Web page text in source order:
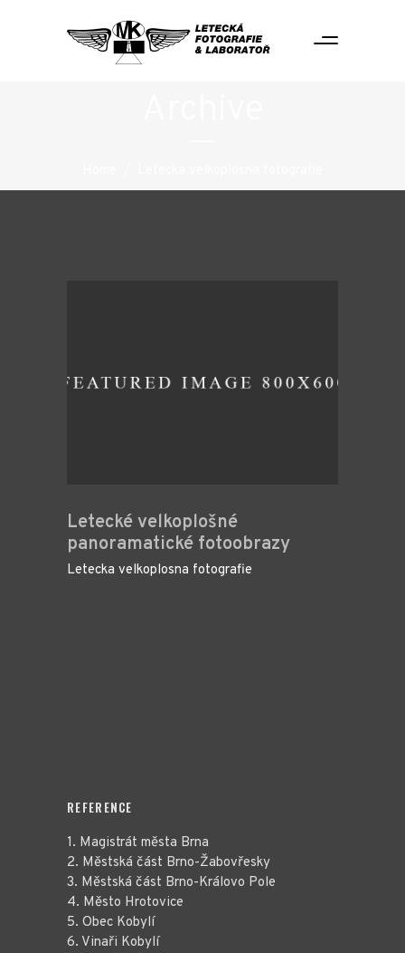
Letecké velkoplošné
panoramatické fotoobrazy
Letecka velkoplosna fotografie
REFERENCE
1. Magistrát města Brna
2. Městská část Brno-Žabovřesky
3. Městská část Brno-Královo Pole
4. Město Hrotovice
5. Obec Kobylí
6. Vinaři Kobylí